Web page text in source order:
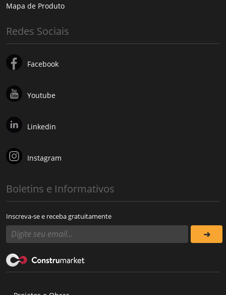
Mapa de Produto
Redes Sociais
Facebook
Youtube
Linkedin
Instagram
Boletins e Informativos
Inscreva-se e receba gratuitamente